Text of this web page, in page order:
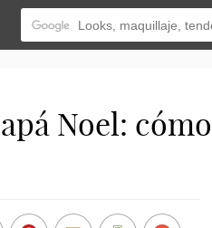
Noel: